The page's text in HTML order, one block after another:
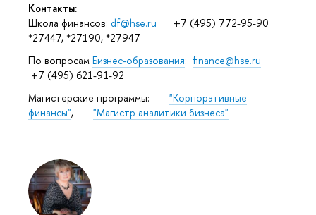
Контакты:
Школа финансов: df@hse.ru +7 (495) 772-95-90
*27447, *27190, *27947
По вопросам Бизнес-образования: finance@hse.ru
+7 (495) 621-91-92
Магистерские программы: "Корпоративные
финансы", "Магистр аналитики бизнеса"